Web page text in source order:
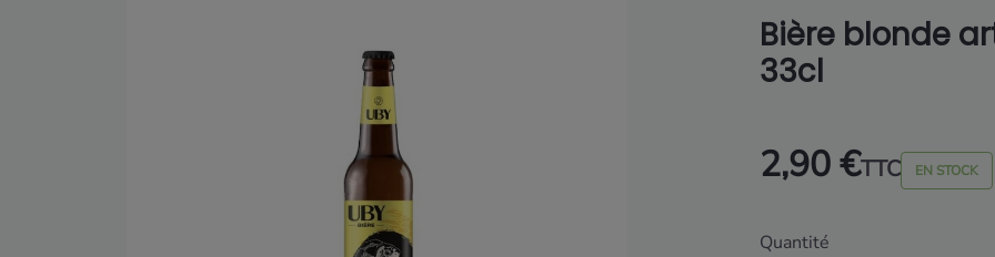
Bière blonde
33cl
2,90 €TTC EN STOCK
Quantité